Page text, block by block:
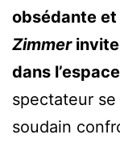
obsédante
Zimmer
dans
spectateur
soudain